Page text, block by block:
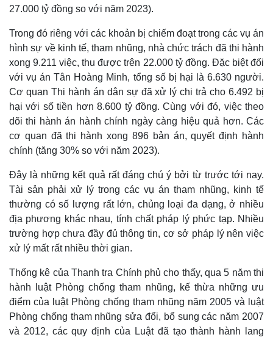
Thế giới
Quan sát
Cuộc sống đó đây
Hồ sơ
Multimedia
Video
Ảnh
E-Magazine
Infographic
27.000 tỷ đồng so với năm 2023).
Trong đó riêng với các khoản bị chiếm đoạt trong các vụ án
hình sự về kinh tế, tham nhũng, nhà chức trách đã thi hành
xong 9.211 việc, thu được trên 22.000 tỷ đồng. Đặc biệt đối
với vụ án Tân Hoàng Minh, tổng số bị hại là 6.630 người.
Cơ quan Thi hành án dân sự đã xử lý chi trả cho 6.492 bị
hại với số tiền hơn 8.600 tỷ đồng. Cùng với đó, việc theo
dõi thi hành án hành chính ngày càng hiệu quả hơn. Các
cơ quan đã thi hành xong 896 bản án, quyết định hành
chính (tăng 30% so với năm 2023).
Đây là những kết quả rất đáng chú ý bởi từ trước tới nay.
Tài sản phải xử lý trong các vụ án tham nhũng, kinh tế
thường có số lượng rất lớn, chủng loại đa dạng, ở nhiều
địa phương khác nhau, tính chất pháp lý phức tạp. Nhiều
trường hợp chưa đầy đủ thông tin, cơ sở pháp lý nên việc
xử lý mất rất nhiều thời gian.
Thống kê của Thanh tra Chính phủ cho thấy, qua 5 năm thi
hành luật Phòng chống tham nhũng, kế thừa những ưu
điểm của luật Phòng chống tham nhũng năm 2005 và luật
Phòng chống tham nhũng sửa đổi, bổ sung các năm 2007
và 2012, các quy định của Luật đã tạo thành hành lang